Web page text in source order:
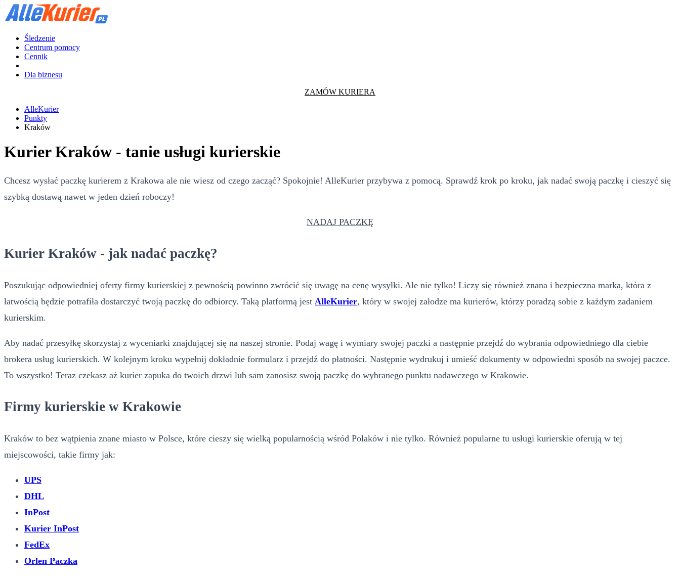
Śledzenie
Centrum pomocy
Cennik
Dla biznesu
ZAMÓW KURIERA
AlleKurier
Punkty
Kraków
Kurier Kraków - tanie usługi kurierskie
Chcesz wysłać paczkę kurierem z Krakowa ale nie wiesz od czego zacząć? Spokojnie! AlleKurier przybywa z pomocą. Sprawdź krok po kroku, jak nadać swoją paczkę i cieszyć się
szybką dostawą nawet w jeden dzień roboczy!
NADAJ PACZKĘ
Kurier Kraków - jak nadać paczkę?
Poszukując odpowiedniej oferty firmy kurierskiej z pewnością powinno zwrócić się uwagę na cenę wysyłki. Ale nie tylko! Liczy się również znana i bezpieczna marka, która z
łatwością będzie potrafiła dostarczyć twoją paczkę do odbiorcy. Taką platformą jest AlleKurier, który w swojej załodze ma kurierów, którzy poradzą sobie z każdym zadaniem
kurierskim.
Aby nadać przesyłkę skorzystaj z wyceniarki znajdującej się na naszej stronie. Podaj wagę i wymiary swojej paczki a następnie przejdź do wybrania odpowiedniego dla ciebie
brokera usług kurierskich. W kolejnym kroku wypełnij dokładnie formularz i przejdź do płatności. Następnie wydrukuj i umieść dokumenty w odpowiedni sposób na swojej paczce.
To wszystko! Teraz czekasz aż kurier zapuka do twoich drzwi lub sam zanosisz swoją paczkę do wybranego punktu nadawczego w Krakowie.
Firmy kurierskie w Krakowie
Kraków to bez wątpienia znane miasto w Polsce, które cieszy się wielką popularnością wśród Polaków i nie tylko. Również popularne tu usługi kurierskie oferują w tej
miejscowości, takie firmy jak:
UPS
DHL
InPost
Kurier InPost
FedEx
Orlen Paczka